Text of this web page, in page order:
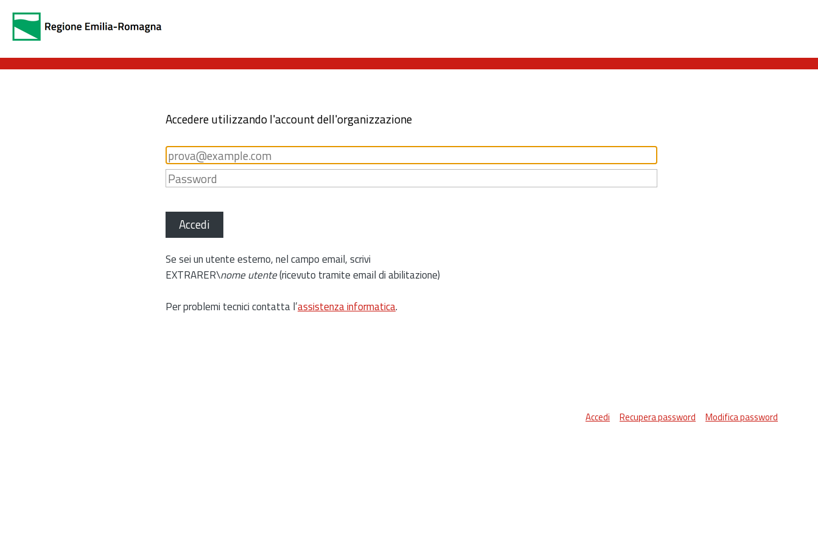
Accedere utilizzando l'account dell'organizzazione
Accedi
Se sei un utente esterno, nel campo email, scrivi
EXTRARER\nome utente(ricevuto tramite email di abilitazione)
Per problemi tecnici contatta l’assistenza informatica.
Accedi Recupera password Modifica password